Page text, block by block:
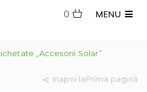
MENU
0
„accesorii Solar”
Inapoi laPrima pagină